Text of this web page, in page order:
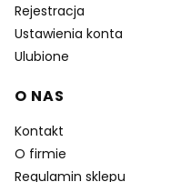
Rejestracja
Ustawienia konta
Ulubione
O NAS
Kontakt
O firmie
Regulamin sklepu